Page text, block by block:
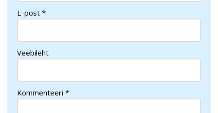
E-post *
Veebileht
Kommenteeri *